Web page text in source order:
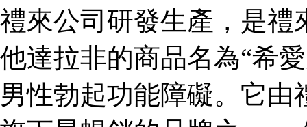
禮來公司研發生產，是禮
他達拉非的商品名為“希
男性勃起功能障礙。它